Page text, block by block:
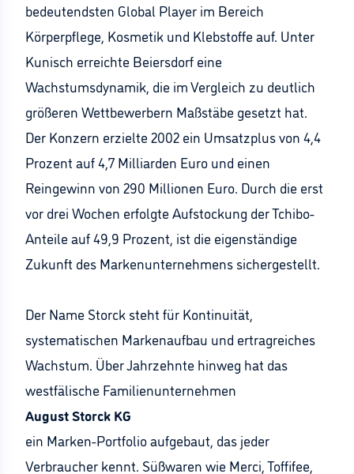
bedeutendsten Global Player im Bereich
Körperpflege, Kosmetik und Klebstoffe auf. Unter
Kunisch erreichte Beiersdorf eine
Wachstumsdynamik, die im Vergleich zu deutlich
größeren Wettbewerbern Maßstäbe gesetzt hat.
Der Konzern erzielte 2002 ein Umsatzplus von 4,4
Prozent auf 4,7 Milliarden Euro und einen
Reingewinn von 290 Millionen Euro. Durch die erst
vor drei Wochen erfolgte Aufstockung der Tchibo-
Anteile auf 49,9 Prozent, ist die eigenständige
Zukunft des Markenunternehmens sichergestellt.
Der Name Storck steht für Kontinuität,
systematischen Markenaufbau und ertragreiches
Wachstum. Über Jahrzehnte hinweg hat das
westfälische Familienunternehmen
August Storck KG
ein Marken-Portfolio aufgebaut, das jeder
Verbraucher kennt. Süßwaren wie Merci, Toffifee,